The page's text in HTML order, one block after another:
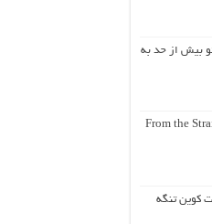
بیش از حد به
From the
کوین تنگه